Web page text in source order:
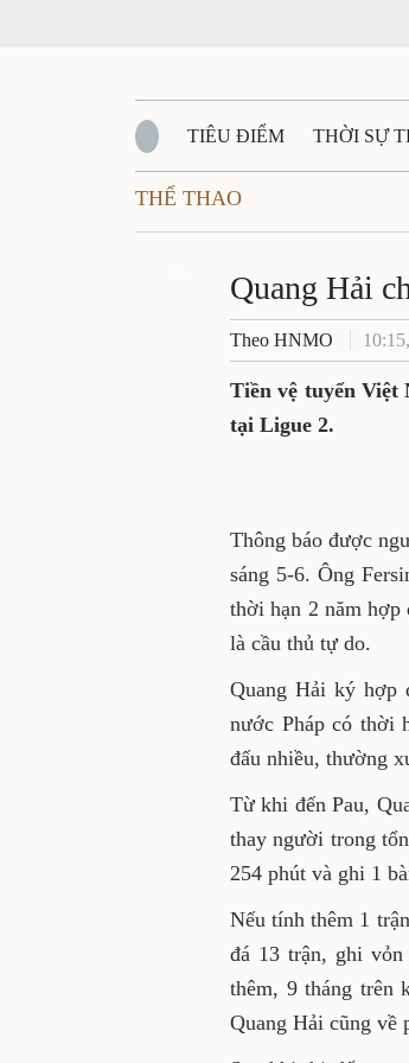
TIÊU ĐIỂM THỜI SỰ
QUỐC PHÒNG - AN NINH
QUÊ HƯƠNG - ĐẤT NƯỚC
VĂN BẢN, CHÍNH SÁCH MỚI
THỂ THAO
Quang Hải
Theo HNMO
Tiền vệ tuyển Việt
tại Ligue 2.
Thông báo được
sáng 5-6. Ông
thời hạn 2 năm hợp
là cầu thủ tự do.
Quang Hải ký hợp
nước Pháp có thời
đấu nhiều, thường
Từ khi đến Pau,
thay người trong
254 phút và ghi 1
Nếu tính thêm 1
đá 13 trận, ghi
thêm, 9 tháng trên
Quang Hải cũng về